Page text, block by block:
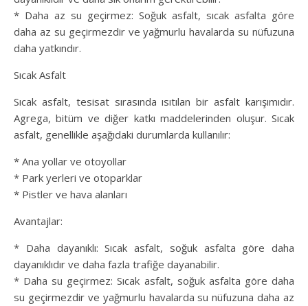
* Daha az su geçirmez: Soğuk asfalt, sıcak asfalta göre
daha az su geçirmezdir ve yağmurlu havalarda su nüfuzuna
daha yatkındır.
Sıcak Asfalt
Sıcak asfalt, tesisat sırasında ısıtılan bir asfalt karışımıdır.
Agrega, bitüm ve diğer katkı maddelerinden oluşur. Sıcak
asfalt, genellikle aşağıdaki durumlarda kullanılır:
* Ana yollar ve otoyollar
* Park yerleri ve otoparklar
* Pistler ve hava alanları
Avantajlar:
* Daha dayanıklı: Sıcak asfalt, soğuk asfalta göre daha
dayanıklıdır ve daha fazla trafiğe dayanabilir.
* Daha su geçirmez: Sıcak asfalt, soğuk asfalta göre daha
su geçirmezdir ve yağmurlu havalarda su nüfuzuna daha az